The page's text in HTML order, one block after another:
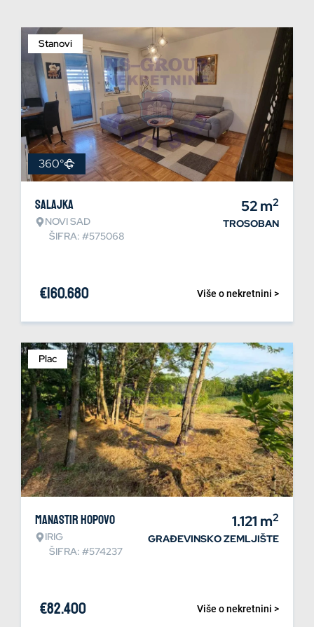
Stanovi
360°
Salajka
NOVI SAD
ŠIFRA: #575068
52m2
TROSOBAN
Više o nekretnini >
€160.680
Plac
Manastir Hopovo
IRIG
ŠIFRA: #574237
1.121 m2
GRAĐEVINSKO ZEMLJIŠTE
Više o nekretnini >
€82.400